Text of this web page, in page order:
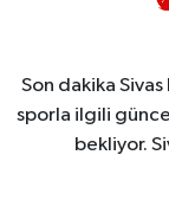
Son dakika
sporla ilgili
bekliyor.